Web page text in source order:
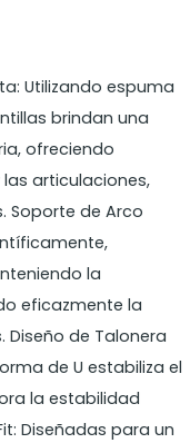
Utilizando espuma
brindan una
ofreciendo
articulaciones,
Soporte de Arco
la
eficazmente la
de Talonera
de U estabiliza el
la estabilidad
Diseñadas para un